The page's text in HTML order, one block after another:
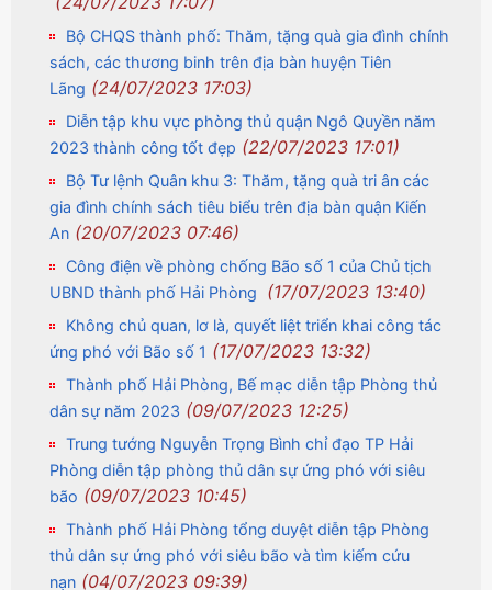
Bộ CHQS thành phố: Thăm, tặng quà gia đình chính
sách, các thương binh trên địa bàn huyện Tiên
Lãng (24/07/2023 17:03)
Diễn tập khu vực phòng thủ quận Ngô Quyền năm
2023 thành công tốt đẹp (22/07/2023 17:01)
Bộ Tư lệnh Quân khu 3: Thăm, tặng quà tri ân các
gia đình chính sách tiêu biểu trên địa bàn quận Kiến
An (20/07/2023 07:46)
Công điện về phòng chống Bão số 1 của Chủ tịch
UBND thành phố Hải Phòng
(17/07/2023 13:40)
Không chủ quan, lơ là, quyết liệt triển khai công tác
ứng phó với Bão số 1 (17/07/2023 13:32)
Thành phố Hải Phòng, Bế mạc diễn tập Phòng thủ
dân sự năm 2023 (09/07/2023 12:25)
Trung tướng Nguyễn Trọng Bình chỉ đạo TP Hải
Phòng diễn tập phòng thủ dân sự ứng phó với siêu
bão (09/07/2023 10:45)
Thành phố Hải Phòng tổng duyệt diễn tập Phòng
thủ dân sự ứng phó với siêu bão và tìm kiếm cứu
nạn (04/07/2023 09:39)